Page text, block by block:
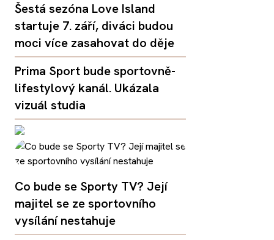
Šestá sezóna Love Island
startuje 7. září, diváci budou
moci více zasahovat do děje
Prima Sport bude sportovně-
lifestylový kanál. Ukázala
vizuál studia
Co bude se Sporty TV? Její
majitel se ze sportovního
vysílání nestahuje